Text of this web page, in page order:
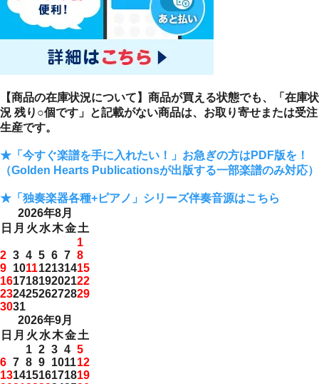
【商品の在庫状況について】商品が買える状態でも、「在庫状
況 残り○個です」と記載がない商品は、お取り寄せまたは受注
生産です。
★「今すぐ楽譜を手に入れたい！」お急ぎの方はPDF版を！
（Golden Hearts Publicationsが出版する一部楽譜のみ対応）
★「独奏楽器各種+ピアノ」シリーズ伴奏音源はこちら
2026年8月
日 月 火 水木金土
1
2 3 4 5 6 7 8
9 101112131415
16171819202122
23242526272829
3031
2026年9月
日 月 火 水木金土
1 2 3 4 5
6 7 8 9 101112
13141516171819